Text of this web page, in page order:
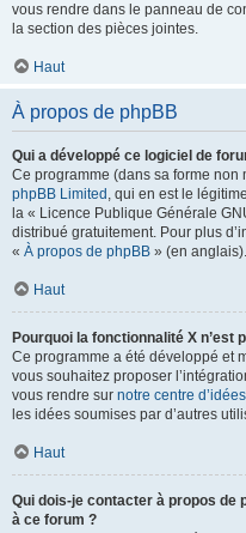
vous rendre dans le panneau de
la section des pièces jointes.
Haut
À propos de phpBB
Qui a développé ce logiciel de
Ce programme (dans sa forme
phpBB Limited , qui en est le
la « Licence Publique Générale
distribué gratuitement. Pour plus
« À propos de phpBB » (en anglais).
Haut
Pourquoi la fonctionnalité X n’est
Ce programme a été développé et
vous souhaitez proposer
vous rendre sur notre centre d’idées
les idées soumises par d’autres
Haut
Qui dois-je contacter à propos de
à ce forum ?